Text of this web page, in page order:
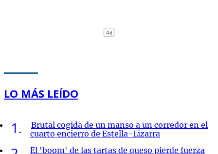
LO MÁS LEÍDO
1
Brutal cogida de un manso a un corredor en el
cuarto encierro de Estella-Lizarra
El 'boom' de las tartas de queso pierde fuerza